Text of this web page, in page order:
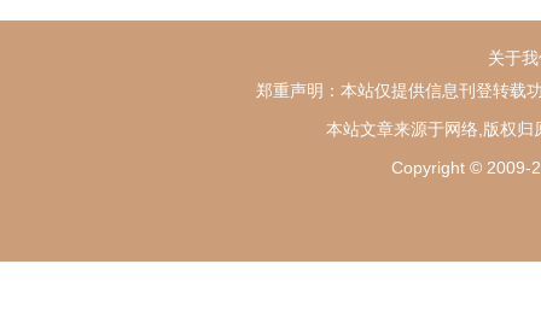
关于
郑重声明：本站仅提供信息刊登转载
本站文章来源于网络,版权
Copyright © 2009-